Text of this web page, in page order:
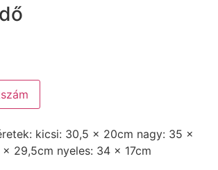
kicsi: 30,5 x 20cm nagy: 35 x
x 29,5cm nyeles: 34 x 17cm